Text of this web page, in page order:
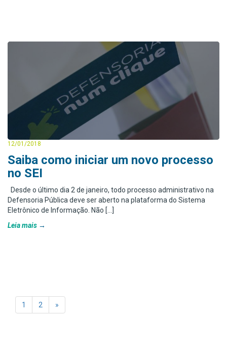
12/01/2018
Saiba como iniciar um novo processo
no SEI
Desde o último dia 2 de janeiro, todo processo administrativo na
Defensoria Pública deve ser aberto na plataforma do Sistema
Eletrônico de Informação. Não […]
Leia mais
1 2 »